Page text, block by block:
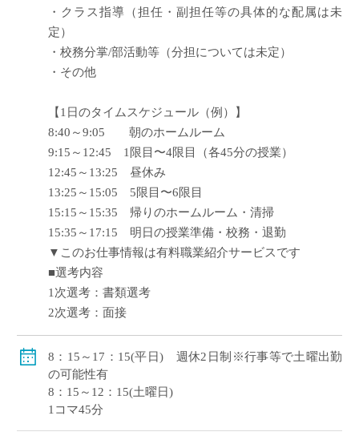
・クラス指導（担任・副担任等の具体的な配属は未
定）
・校務分掌/部活動等（分担については未定）
・その他
【1日のタイムスケジュール（例）】
8:40～9:05 朝のホームルーム
9:15～12:45 1限目〜4限目（各45分の授業）
12:45～13:25 昼休み
13:25～15:05 5限目〜6限目
15:15～15:35 帰りのホームルーム・清掃
15:35～17:15 明日の授業準備・校務・退勤
▼このお仕事情報は有料職業紹介サービスです
■選考内容
1次選考：書類選考
2次選考：面接
8：15～17：15(平日) 週休2日制※行事等で土曜出勤
の可能性有
8：15～12：15(土曜日)
1コマ45分